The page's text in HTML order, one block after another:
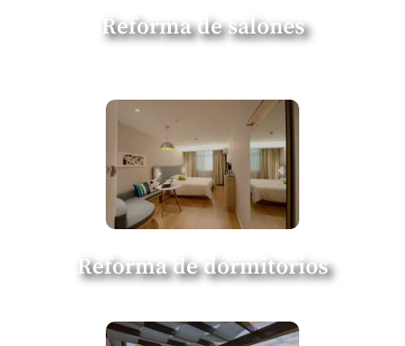
Reforma de salones
Reforma de dormitorios